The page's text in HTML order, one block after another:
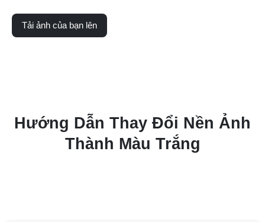
Tải ảnh của bạn lên
Hướng Dẫn Thay Đổi Nền Ảnh
Thành Màu Trắng